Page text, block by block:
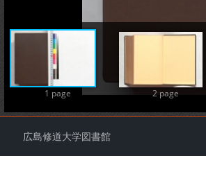
1 page 2 page
広島修道大学図書館